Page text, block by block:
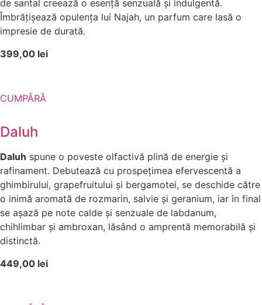
de santal creează o esență senzuală și indulgentă.
Îmbrățișează opulența lui Najah, un parfum care lasă o
impresie de durată.
399,00 lei
CUMPĂRĂ
Daluh
Daluh spune o poveste olfactivă plină de energie și
rafinament. Debutează cu prospețimea efervescentă a
ghimbirului, grapefruitului și bergamotei, se deschide către
o inimă aromată de rozmarin, salvie și geranium, iar în final
se așază pe note calde și senzuale de labdanum,
chihlimbar și ambroxan, lăsând o amprentă memorabilă și
distinctă.
449,00 lei